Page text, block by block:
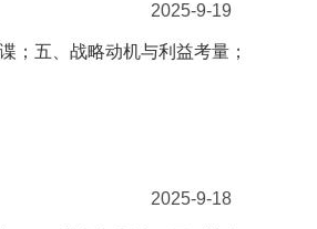
2025-9-19
；五、战略动机与利益考量；
2025-9-18